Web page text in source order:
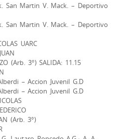
San Martin V. Mack. – Deportivo
San Martin V. Mack. – Deportivo
UARC
(Arb. 3°) SALIDA: 11.15
– Accion Juvenil G.D
– Accion Juvenil G.D
(Arb. 3°)